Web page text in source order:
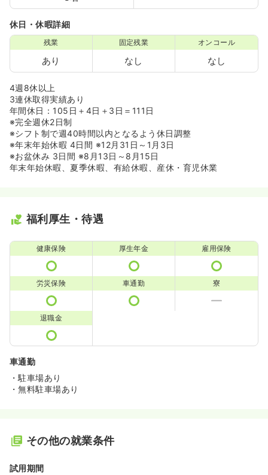
休日・休暇詳細
残業
あり
固定残業
なし
オンコール
なし
4週8休以上
3連休取得実績あり
年間休日：105日＋4日＋3日＝111日
※完全週休2日制
※シフト制で週40時間以内となるよう休日調整
※年末年始休暇 4日間 ※12月31日～1月3日
※お盆休み 3日間 ※8月13日～8月15日
年末年始休暇、夏季休暇、有給休暇、産休・育児休業
福利厚生・待遇
健康保険 厚生年金 雇用保険
労災保険 車通勤 寮
退職金
車通勤
・駐車場あり
・無料駐車場あり
その他の就業条件
試用期間